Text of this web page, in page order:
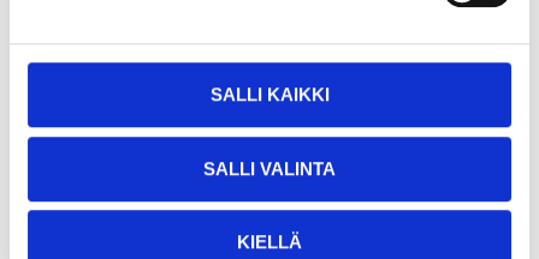
SALLI KAIKKI
SALLI VALINTA
KIELLÄ
LÄS MER
Andra kunder köpte också